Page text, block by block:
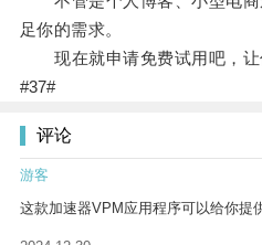
足你的需求。
现在就申请免费试用吧，让
#37#
评论
游客
这款加速器VPM应用程序可以给你提